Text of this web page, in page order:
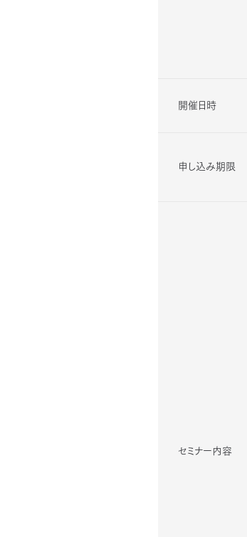
開催日時
申し込み期限
セミナー内容